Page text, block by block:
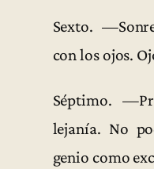
Sexto.
con los ojos.
Séptimo.
lejanía. No
genio como